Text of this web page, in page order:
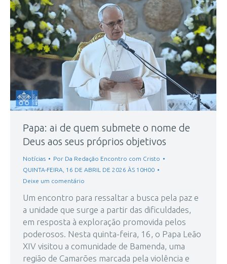
Papa: ai de quem submete o nome de
Deus aos seus próprios objetivos
Notícias Por Da Redação Encontro com Cristo
QUINTA-FEIRA, 16 DE ABRIL DE 2026 ÀS 10H00
Deixe um comentário
Um encontro para ressaltar a busca pela paz e
a unidade que surge a partir das dificuldades,
em resposta à exploração promovida pelos
poderosos. Nesta quinta-feira, 16, o Papa Leão
XIV visitou a comunidade de Bamenda, uma
região de Camarões marcada pela violência e